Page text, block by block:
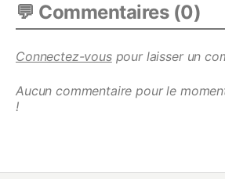
💬 Commentaires (0)
Connectez-vouspour laisser un
Aucun commentaire pour le
!